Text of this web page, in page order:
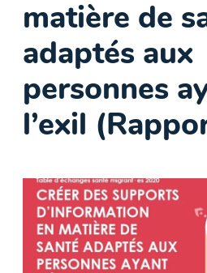
matière de
adaptés aux
personnes
l’exil